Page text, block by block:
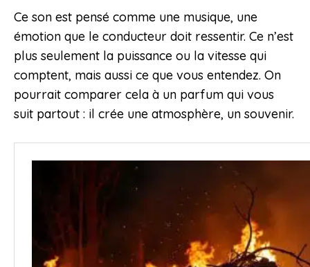
Ce son est pensé comme une musique, une
émotion que le conducteur doit ressentir. Ce n’est
plus seulement la puissance ou la vitesse qui
comptent, mais aussi ce que vous entendez. On
pourrait comparer cela à un parfum qui vous
suit partout : il crée une atmosphère, un souvenir.